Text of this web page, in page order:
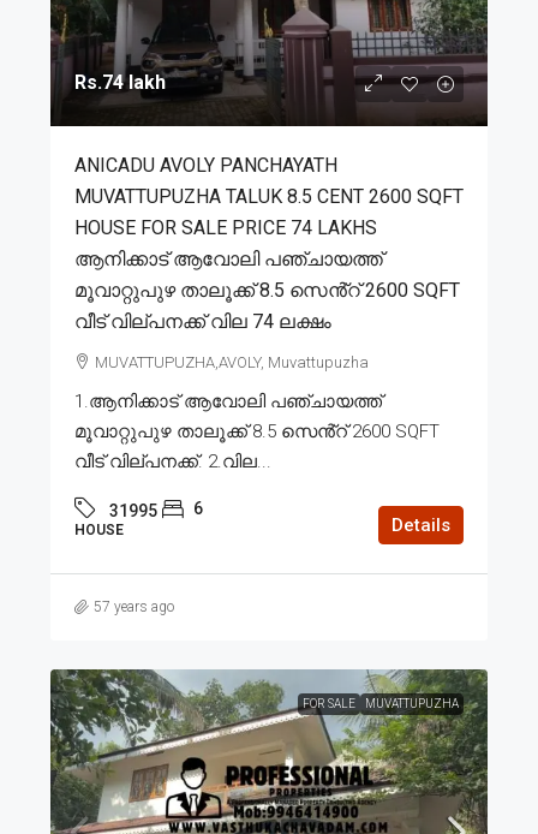
Rs.74 lakh
ANICADU AVOLY PANCHAYATH
MUVATTUPUZHA TALUK 8.5 CENT 2600 SQFT
HOUSE FOR SALE PRICE 74 LAKHS
ആനിക്കാട് ആവോലി പഞ്ചായത്ത്
മൂവാറ്റുപുഴ താലൂക്ക് 8.5 സെൻ്റ് 2600 SQFT
വീട് വില്പനക്ക് വില 74 ലക്ഷം
MUVATTUPUZHA,AVOLY, Muvattupuzha
1.ആനിക്കാട് ആവോലി പഞ്ചായത്ത്
മൂവാറ്റുപുഴ താലൂക്ക് 8.5 സെൻ്റ് 2600 SQFT
വീട് വില്പനക്ക്. 2.വില...
31995 6
HOUSE Details
57 years ago
FOR SALE MUVATTUPUZHA